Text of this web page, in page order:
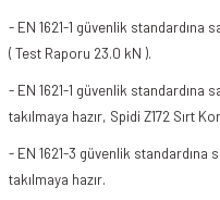
- EN 1621-1 güvenlik
( Test Raporu 23.0 kN ).
- EN 1621-1 güvenlik standardına
takılmaya hazır, Spidi Z172 Sırt
- EN 1621-3 güvenlik
takılmaya hazır.